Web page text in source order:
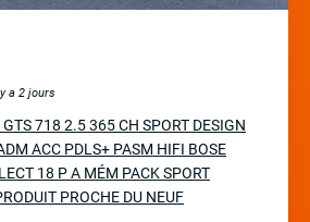
a 2 jours
718 2.5 365 CH SPORT DESIGN
ACC PDLS+ PASM HIFI BOSE
18 P A MÉM PACK SPORT
PROCHE DU NEUF